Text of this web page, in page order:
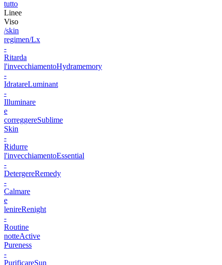
tutto
Linee
Viso
/skin
regimen/Lx
-
Ritarda
l'invecchiamentoHydramemory
-
IdratareLuminant
-
Illuminare
e
correggereSublime
Skin
-
Ridurre
l'invecchiamentoEssential
-
DetergereRemedy
-
Calmare
e
lenireRenight
-
Routine
notteActive
Pureness
-
PurificareSun